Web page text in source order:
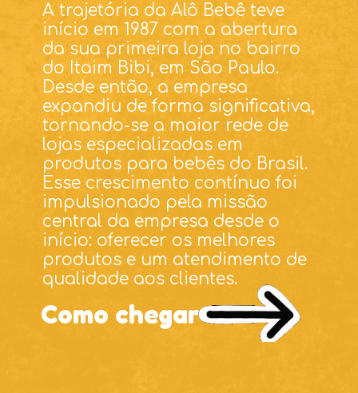
A trajetória da Alô Bebê teve
início em 1987 com a abertura
da sua primeira loja no bairro
do Itaim Bibi, em São Paulo.
Desde então, a empresa
expandiu de forma significativa,
tornando-se a maior rede de
lojas especializadas em
produtos para bebês do Brasil.
Esse crescimento contínuo foi
impulsionado pela missão
central da empresa desde o
início: oferecer os melhores
produtos e um atendimento de
qualidade aos clientes.
Como chegar